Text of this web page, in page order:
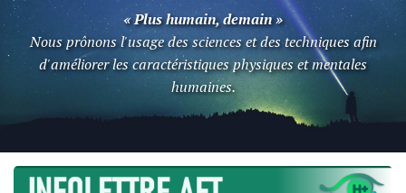
Immortalité ?
Question sociale
Risques
Contact
« Plus humain, demain »
Nous prônons l'usage des sciences et des techniques afin
d'améliorer les caractéristiques physiques et mentales
humaines.